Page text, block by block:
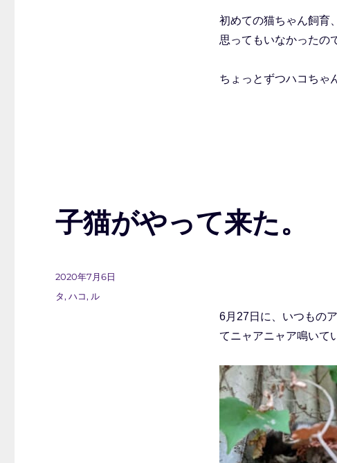
初めての猫ちゃん飼育
思ってもいなかったの
ちょっとずつハコちゃ
子猫がやって来た。
6月27日に、いつもの
てニャアニャア鳴いて
投
稿
2020年7月6日
カ
タ,ハコ, ル